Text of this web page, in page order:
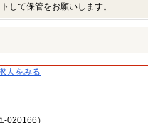
して保管をお願いします。
人をみる
020166）